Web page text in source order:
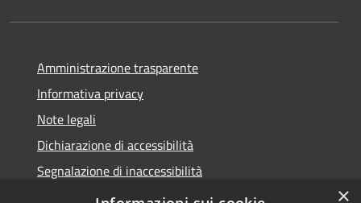
Amministrazione trasparente
Informativa privacy
Note legali
Dichiarazione di accessibilità
Segnalazione di inaccessibilità
Whistleblowing segnalazione illeciti
×